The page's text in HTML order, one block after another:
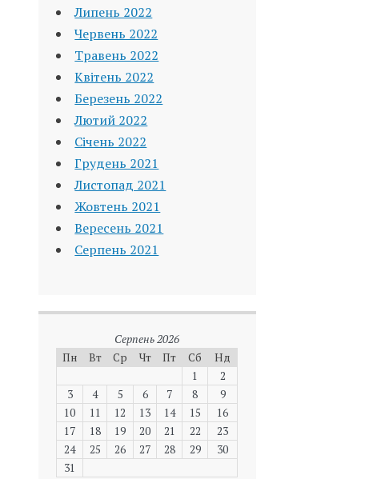
Липень 2022
Червень 2022
Травень 2022
Квітень 2022
Березень 2022
Лютий 2022
Січень 2022
Грудень 2021
Листопад 2021
Жовтень 2021
Вересень 2021
Серпень 2021
Серпень 2026
Пн
Вт Ср Чт Пт Сб
Нд
1
2
3
4 5 6 7 8
9
10
11 12 13 14 15
16
17
18 19 20 21 22
23
24
25 26 27 28 29
30
31